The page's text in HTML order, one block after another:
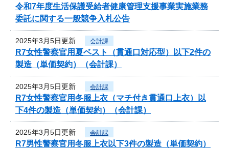
令和7年度生活保護受給者健康管理支援事業実施業務
委託に関する一般競争入札公告
2025年3月5日更新 会計課
R7女性警察官用夏ベスト（貫通口対応型）以下2件の
製造（単価契約）（会計課）
2025年3月5日更新 会計課
R7女性警察官用冬服上衣（マチ付き貫通口上衣）以
下4件の製造（単価契約）（会計課）
2025年3月5日更新 会計課
R7男性警察官用冬服上衣以下3件の製造（単価契約）